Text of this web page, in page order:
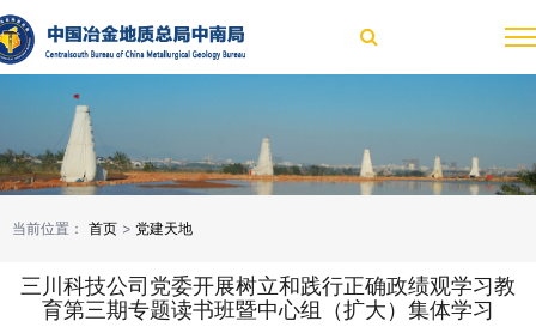
当前位置： 首页 > 党建天地
三川科技公司党委开展树立和践行正确政绩观学习教
育第三期专题读书班暨中心组（扩大）集体学习